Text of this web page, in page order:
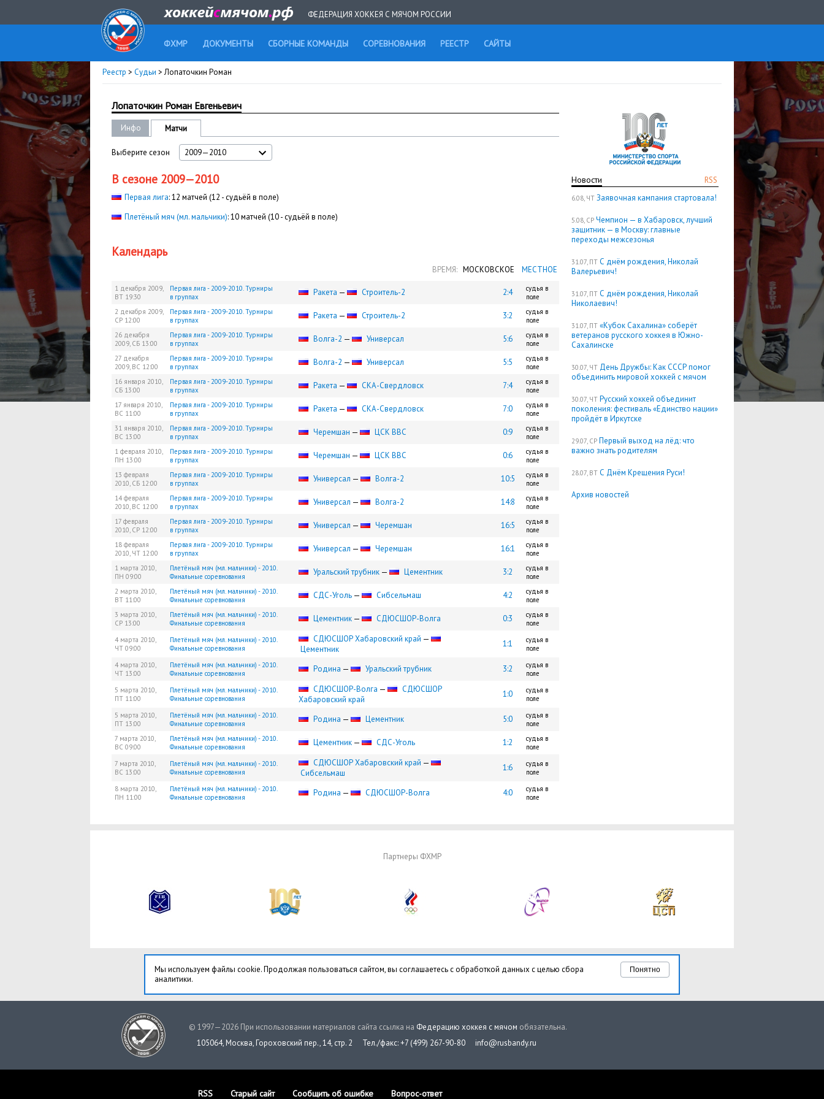
ФЕДЕРАЦИЯ ХОККЕЯ С МЯЧОМ РОССИИ
ФХМР ДОКУМЕНТЫ СБОРНЫЕ КОМАНДЫ СОРЕВНОВАНИЯ РЕЕСТР САЙТЫ
Реестр > Судьи > Лопаточкин Роман
RSS
Новости
6.08, ЧТ Заявочная кампания стартовала!
5.08, СР Чемпион — в Хабаровск, лучший
защитник — в Москву: главные
переходы межсезонья
31.07, ПТ С днём рождения, Николай
Валерьевич!
31.07, ПТ С днём рождения, Николай
Николаевич!
31.07, ПТ «Кубок Сахалина» соберёт
ветеранов русского хоккея в Южно-
Сахалинске
30.07, ЧТ День Дружбы: Как СССР помог
объединить мировой хоккей с мячом
30.07, ЧТ Русский хоккей объединит
поколения: фестиваль «Единство нации»
пройдёт в Иркутске
29.07, СР Первый выход на лёд: что
важно знать родителям
28.07, ВТ С Днём Крещения Руси!
Архив новостей
Лопаточкин Роман Евгеньевич
Инфо Матчи
Выберите сезон 2009—2010
В сезоне 2009—2010
Первая лига: 12 матчей (12 - судьёй в поле)
Плетёный мяч (мл. мальчики): 10 матчей (10 - судьёй в поле)
Календарь
ВРЕМЯ: МОСКОВСКОЕ МЕСТНОЕ
1 декабря 2009,
ВТ 19:30
Первая лига - 2009-2010. Турниры
в группах
Ракета — Строитель-2 2:4
судья в
поле
2 декабря 2009,
СР 12:00
Первая лига - 2009-2010. Турниры
в группах
Ракета — Строитель-2 3:2
судья в
поле
26 декабря
2009, СБ 13:00
Первая лига - 2009-2010. Турниры
в группах
Волга-2 — Универсал 5:6
судья в
поле
27 декабря
2009, ВС 12:00
Первая лига - 2009-2010. Турниры
в группах
Волга-2 — Универсал 5:5
судья в
поле
16 января 2010,
СБ 13:00
Первая лига - 2009-2010. Турниры
в группах
Ракета — СКА-Свердловск 7:4
судья в
поле
17 января 2010,
ВС 11:00
Первая лига - 2009-2010. Турниры
в группах
Ракета — СКА-Свердловск 7:0
судья в
поле
31 января 2010,
ВС 13:00
Первая лига - 2009-2010. Турниры
в группах
Черемшан — ЦСК ВВС 0:9
судья в
поле
1 февраля 2010,
ПН 13:00
Первая лига - 2009-2010. Турниры
в группах
Черемшан — ЦСК ВВС 0:6
судья в
поле
13 февраля
2010, СБ 12:00
Первая лига - 2009-2010. Турниры
в группах
Универсал — Волга-2 10:5
судья в
поле
14 февраля
2010, ВС 12:00
Первая лига - 2009-2010. Турниры
в группах
Универсал — Волга-2 14:8
судья в
поле
17 февраля
2010, СР 12:00
Первая лига - 2009-2010. Турниры
в группах
Универсал — Черемшан 16:5
судья в
поле
18 февраля
2010, ЧТ 12:00
Первая лига - 2009-2010. Турниры
в группах
Универсал — Черемшан 16:1
судья в
поле
1 марта 2010,
ПН 09:00
Плетёный мяч (мл. мальчики) - 2010.
Финальные соревнования
Уральский трубник — Цементник 3:2
судья в
поле
2 марта 2010,
ВТ 11:00
Плетёный мяч (мл. мальчики) - 2010.
Финальные соревнования
СДС-Уголь — Сибсельмаш 4:2
судья в
поле
3 марта 2010,
СР 13:00
Плетёный мяч (мл. мальчики) - 2010.
Финальные соревнования
Цементник — СДЮCШОР-Волга 0:3
судья в
поле
4 марта 2010,
ЧТ 09:00
Плетёный мяч (мл. мальчики) - 2010.
Финальные соревнования
СДЮСШОР Хабаровский край —
Цементник
1:1
судья в
поле
4 марта 2010,
ЧТ 13:00
Плетёный мяч (мл. мальчики) - 2010.
Финальные соревнования
Родина — Уральский трубник 3:2
судья в
поле
5 марта 2010,
ПТ 11:00
Плетёный мяч (мл. мальчики) - 2010.
Финальные соревнования
СДЮCШОР-Волга —
СДЮСШОР
Хабаровский край
1:0
судья в
поле
5 марта 2010,
ПТ 13:00
Плетёный мяч (мл. мальчики) - 2010.
Финальные соревнования
Родина — Цементник 5:0
судья в
поле
7 марта 2010,
ВС 09:00
Плетёный мяч (мл. мальчики) - 2010.
Финальные соревнования
Цементник — СДС-Уголь 1:2
судья в
поле
7 марта 2010,
ВС 13:00
Плетёный мяч (мл. мальчики) - 2010.
Финальные соревнования
СДЮСШОР Хабаровский край —
Сибсельмаш
1:6
судья в
поле
8 марта 2010,
ПН 11:00
Плетёный мяч (мл. мальчики) - 2010.
Финальные соревнования
Родина — СДЮCШОР-Волга 4:0
судья в
поле
Партнеры ФХМР
Понятно
Мы используем файлы cookie. Продолжая пользоваться сайтом, вы соглашаетесь с обработкой данных с целью сбора
аналитики.
© 1997—2026 При использовании материалов сайта ссылка на Федерацию хоккея с мячом обязательна.
105064, Москва, Гороховский пер., 14, стр. 2
Тел./факс: +7 (499) 267-90-80 info@rusbandy.ru
RSS Старый сайт Сообщить об ошибке Вопрос-ответ